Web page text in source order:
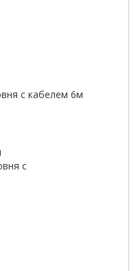
с кабелем 6м